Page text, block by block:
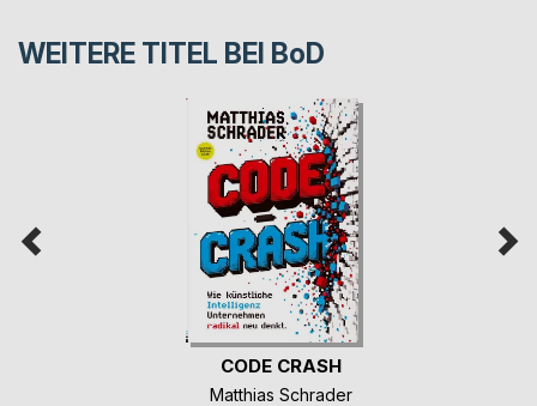
WEITERE TITEL BEI BoD
CODE CRASH
Matthias Schrader